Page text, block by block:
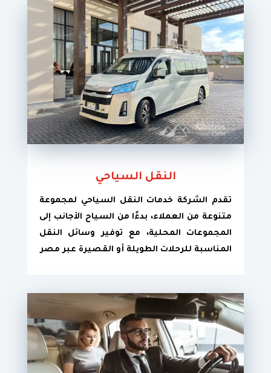
النقل السياحي
تقدم الشركة خدمات النقل السياحي لمجموعة
متنوعة من العملاء، بدءًا من السياح الأجانب إلى
المجموعات المحلية، مع توفير وسائل النقل
المناسبة للرحلات الطويلة أو القصيرة عبر مصر